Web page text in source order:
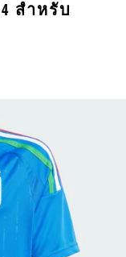
สําหรับ